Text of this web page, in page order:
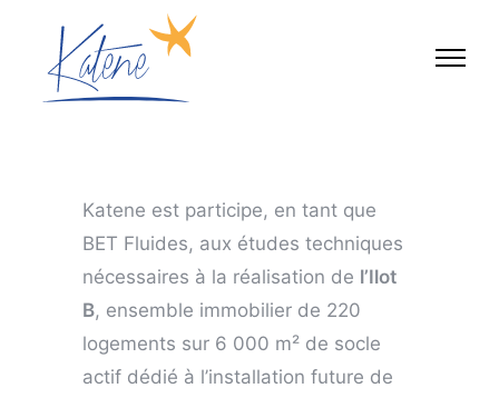
Katene est participe, en tant que
BET Fluides, aux études techniques
nécessaires à la réalisation de l’Ilot
B, ensemble immobilier de 220
logements sur 6 000 m² de socle
actif dédié à l’installation future de